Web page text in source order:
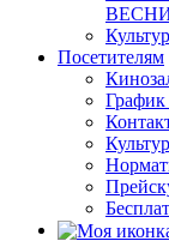
Посетителям
График